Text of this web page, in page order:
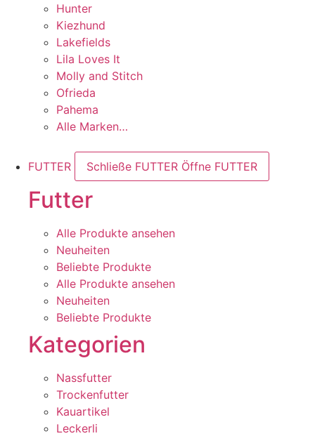
Hunter
Kiezhund
Lakefields
Lila Loves It
Molly and Stitch
Ofrieda
Pahema
Alle Marken…
FUTTER Schließe FUTTER Öffne FUTTER
Futter
Alle Produkte ansehen
Neuheiten
Beliebte Produkte
Alle Produkte ansehen
Neuheiten
Beliebte Produkte
Kategorien
Nassfutter
Trockenfutter
Kauartikel
Leckerli